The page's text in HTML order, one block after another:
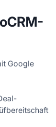
Google